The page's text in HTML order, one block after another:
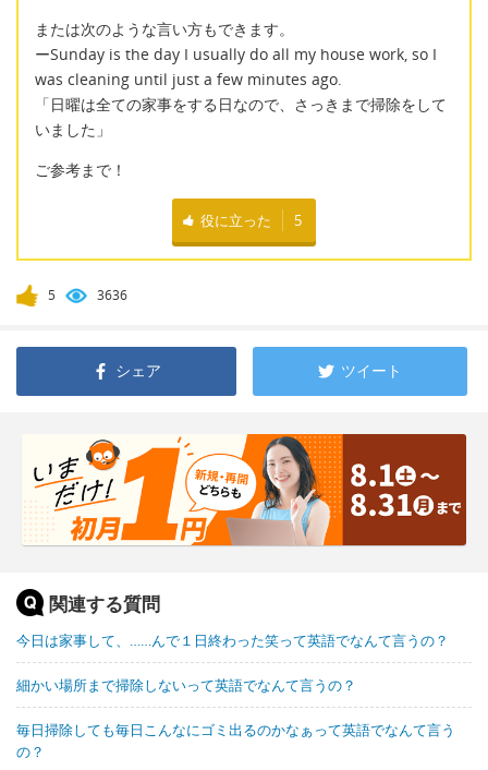
または次のような言い方もできます。
ーSunday is the day I usually do all my house work, so I
was cleaning until just a few minutes ago.
「日曜は全ての家事をする日なので、さっきまで掃除をして
いました」
ご参考まで！
役に立った 5
5 3636
シェア ツイート
関連する質問
今日は家事して、……んで１日終わった笑って英語でなんて言うの？
細かい場所まで掃除しないって英語でなんて言うの？
毎日掃除しても毎日こんなにゴミ出るのかなぁって英語でなんて言う
の？